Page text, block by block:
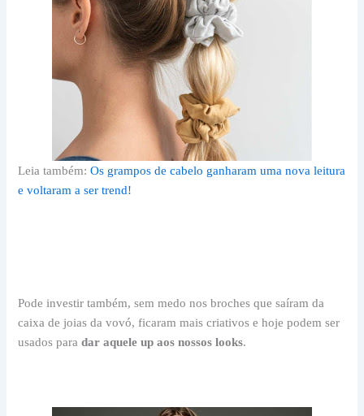
Leia também:Os grampos de cabelo ganharam uma nova leitura
e voltaram a ser trend!
Pode investir também, sem medo nos broches que saíram da
caixa de joias da vovó, ficaram mais criativos e hoje podem ser
usados paradar aquele up aos nossos looks.